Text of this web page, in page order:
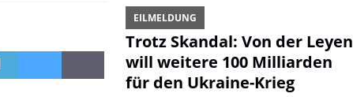
DER REVOLUTIONÄR
DER REVOLUTIONÄR
EILMELDUNG
Trotz Skandal: Von der Leyen
will weitere 100 Milliarden
für den Ukraine-Krieg